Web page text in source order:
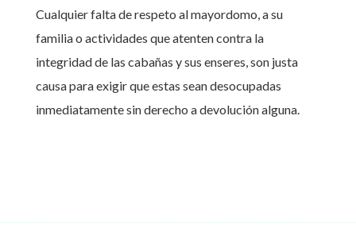
Cualquier falta de respeto al mayordomo, a su
familia o actividades que atenten contra la
integridad de las cabañas y sus enseres, son justa
causa para exigir que estas sean desocupadas
inmediatamente sin derecho a devolución alguna.